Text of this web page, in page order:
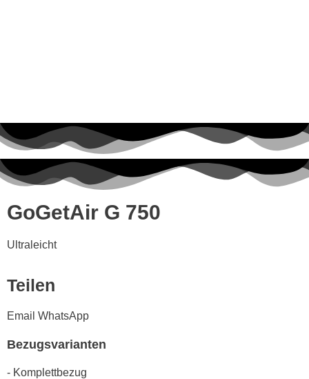
GoGetAir G 750
Ultraleicht
Teilen
Email WhatsApp
Bezugsvarianten
- Komplettbezug